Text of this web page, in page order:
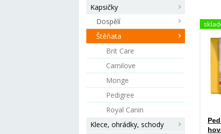
Kapsičky
Dospělí
Štěňata
Brit Care
Carnilove
Monge
Pedigree
Royal Canin
Klece, ohrádky, schody